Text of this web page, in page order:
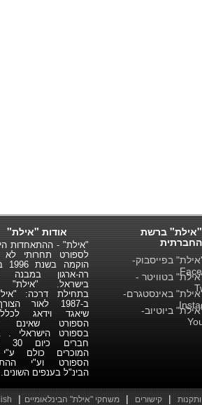
אודות "אילת"
"אילת" - ההתאחדות
לספורט תחרותי לא
רה-ארגון במבנה
בישראל. "אילת"
בתחילת דרכה:
ב-1987 לאור
שיאגד וידאג
הספורט שאינם
בספורט הישראלי .
המוכרים כולם
הספורט וע"י
הבינ"ל בענפים השונים.
"אילת" ברשת
החברתית
בפייסבוק-
בטוויטר -
באינסטגרם-
ביוטיוב-
| קישורים | משחקי "אילת" הבינלאומיים |